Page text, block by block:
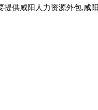
供咸阳人力资源外包,咸